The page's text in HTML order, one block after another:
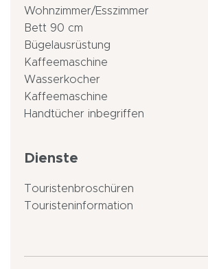
Wohnzimmer/Esszimmer
Bett 90 cm
Bügelausrüstung
Kaffeemaschine
Wasserkocher
Kaffeemaschine
Handtücher inbegriffen
Dienste
Touristenbroschüren
Touristeninformation